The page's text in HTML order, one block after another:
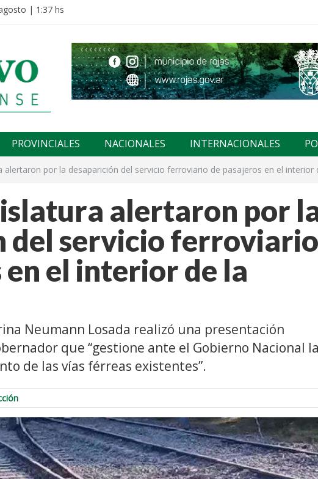
| 1:37 hs
PROVINCIALES NACIONALES INTERNACIONALES
alertaron por la desaparición del servicio ferroviario de pasajeros en el interior
alertaron por
del servicio ferroviario
en el interior de la
Neumann Losada realizó una presentación
que “gestione ante el Gobierno Nacional
de las vías férreas existentes”.